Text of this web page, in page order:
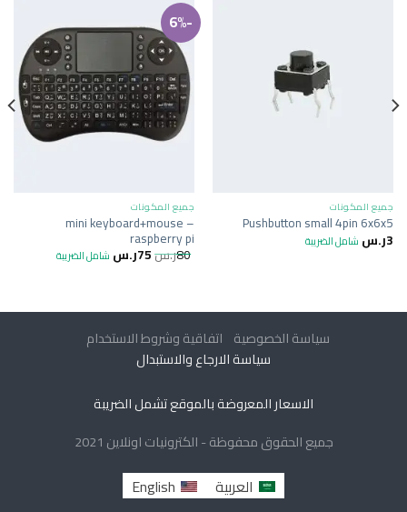
جميع المكونات
Pushbutton small 4pin 6x6x5
3ر.س شامل الضريبة
-6%
جميع المكونات
mini keyboard+mouse –
raspberry pi
80ر.س75ر.س شامل الضريبة
سياسة الخصوصية اتفاقية وشروط الاستخدام
سياسة الارجاع والاستبدال
الاسعار المعروضة بالموقع تشمل الضريبة
جميع الحقوق محفوظة - الكترونيات اونلاين 2021
العربية English